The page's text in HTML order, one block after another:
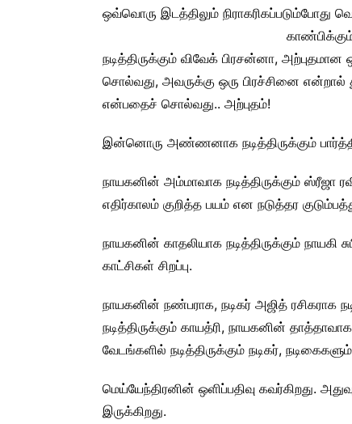
ஒவ்வொரு இடத்திலும் நிராகரிகப்படும்போது
நடித்திருக்கும் விவேக் பிரசன்னா,
சொல்வது, அவருக்கு ஒரு பிரச்சினை என்றால்
என்பதைச் சொல்வது.. அற்புதம்!
இன்னொரு அண்ணனாக நடித்திருக்கும்
நாயகனின் அம்மாவாக நடித்திருக்கும்
எதிர்காலம் குறித்த பயம் என நடுத்தர
நாயகனின் காதலியாக நடித்திருக்கும் நாயகி
காட்சிகள் சிறப்பு.
நாயகனின் நண்பராக, நடிகர் அஜித் ரசிகராக
நடித்திருக்கும் காயத்ரி, நாயகனின்
வேடங்களில் நடித்திருக்கும் நடிகர்,
மெய்யேந்திரனின் ஒளிப்பதிவு கவர்கிறது.
இருக்கிறது.